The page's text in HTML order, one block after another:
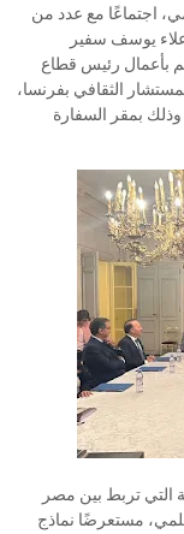
اجتماعًا مع عدد من
يوسف سفير
بأعمال رئيس قطاع
الثقافي بفرنسا،
بمقر السفارة
التي تربط بين مصر
مستعرضًا نماذج